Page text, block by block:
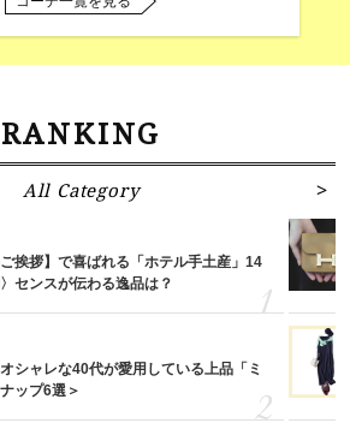
RANKING
All Category
ご挨拶】で喜ばれる「ホテル手土産」14
センスが伝わる逸品は？
オシャレな40代が愛用している上品「ミ
ップ6選＞